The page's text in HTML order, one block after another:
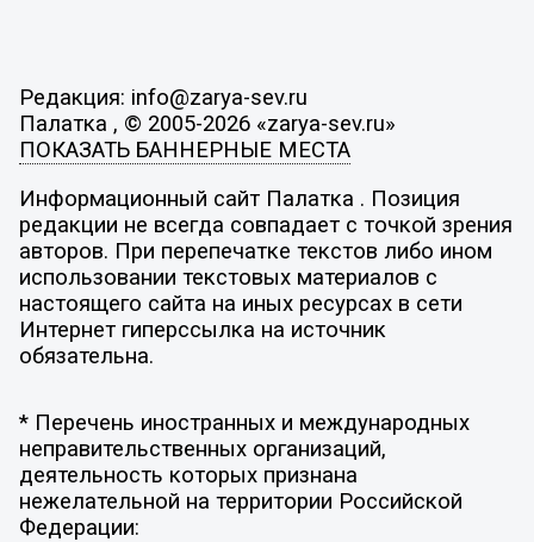
Редакция: info@zarya-sev.ru
Палатка , © 2005-2026 «zarya-sev.ru»
ПОКАЗАТЬ БАННЕРНЫЕ МЕСТА
Информационный сайт Палатка . Позиция
редакции не всегда совпадает с точкой зрения
авторов. При перепечатке текстов либо ином
использовании текстовых материалов с
настоящего сайта на иных ресурсах в сети
Интернет гиперссылка на источник
обязательна.
* Перечень иностранных и международных
неправительственных организаций,
деятельность которых признана
нежелательной на территории Российской
Федерации: